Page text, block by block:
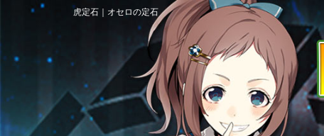
虎定石｜オセロの定石